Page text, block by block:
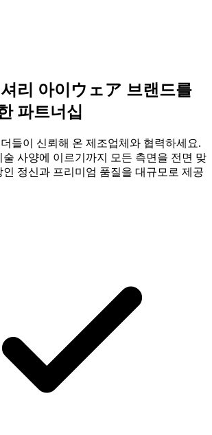
리 아이ウェア 브랜드를
파트너십
들이 신뢰해 온 제조업체와 협력하세요.
술 사양에 이르기까지 모든 측면을 전면 맞
정신과 프리미엄 품질을 대규모로 제공